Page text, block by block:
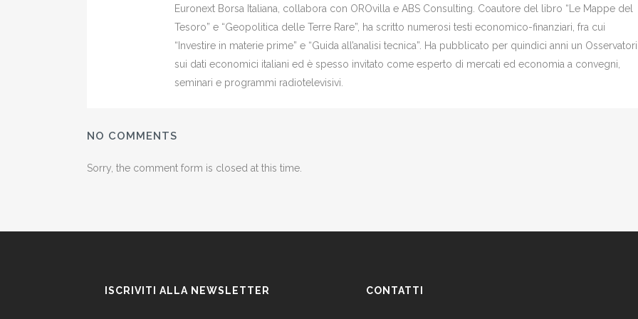
Euronext Borsa Italiana, collabora con OROvilla e ABS Consulting. Coautore del libro “Le Mappe del
Tesoro” e “Geopolitica delle Terre Rare”, ha scritto numerosi testi economico-finanziari, fra cui
“Investire in materie prime” e “Guida all’analisi tecnica”. Ha pubblicato per quindici anni un
sui dati economici italiani ed è spesso invitato come esperto di mercati ed economia a convegni,
seminari e programmi radiotelevisivi.
NO COMMENTS
Sorry, the comment form is closed at this time.
ISCRIVITI ALLA NEWSLETTER CONTATTI